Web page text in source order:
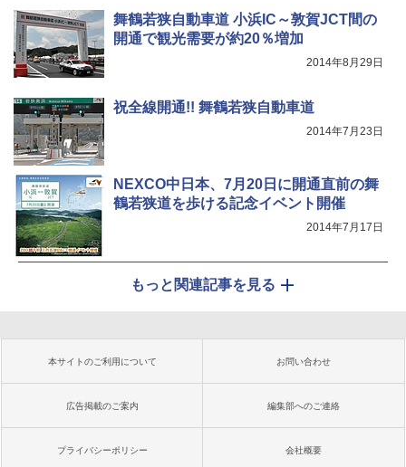
舞鶴若狭自動車道 小浜IC～敦賀JCT間の
開通で観光需要が約20％増加
2014年8月29日
祝全線開通!! 舞鶴若狭自動車道
2014年7月23日
NEXCO中日本、7月20日に開通直前の舞
鶴若狭道を歩ける記念イベント開催
2014年7月17日
もっと関連記事を見る
本サイトのご利用について お問い合わせ
広告掲載のご案内 編集部へのご連絡
プライバシーポリシー 会社概要